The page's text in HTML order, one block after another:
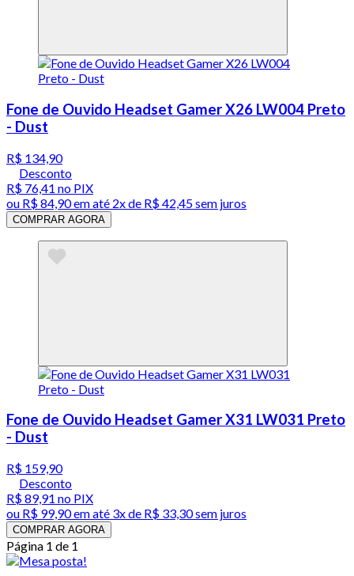
Fone de Ouvido Headset Gamer X26 LW004 Preto
- Dust
R$ 134,90
Desconto
R$ 76,41 no PIX
ou R$ 84,90em até 2x de R$ 42,45 sem juros
COMPRAR AGORA
Fone de Ouvido Headset Gamer X31 LW031 Preto
- Dust
R$ 159,90
Desconto
R$ 89,91 no PIX
ou R$ 99,90em até 3x de R$ 33,30 sem juros
COMPRAR AGORA
Página 1 de 1